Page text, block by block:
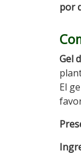
por
Gel
El